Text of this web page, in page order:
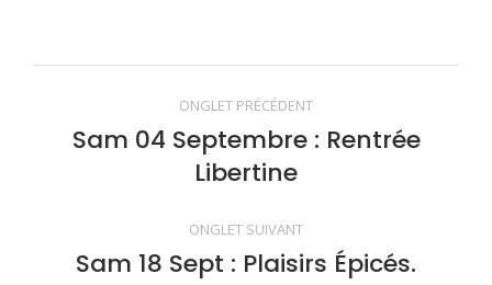
Navigation
de
commentaire
ONGLET PRÉCÉDENT
Onglet
précédent
Sam 04 Septembre : Rentrée
Libertine
ONGLET SUIVANT
Onglet
Sam 18 Sept : Plaisirs Épicés.